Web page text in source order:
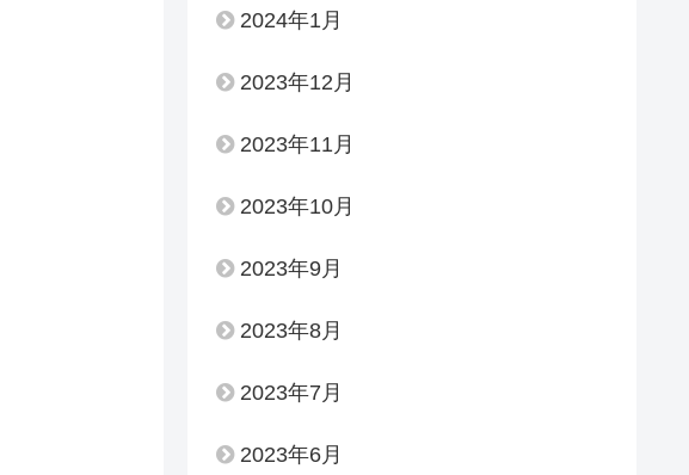
2024年1月
2023年12月
2023年11月
2023年10月
2023年9月
2023年8月
2023年7月
2023年6月